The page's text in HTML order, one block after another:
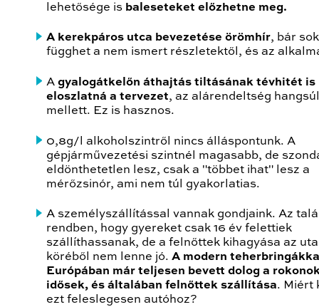
lehetősége is baleseteket előzhetne meg.
A kerekpáros utca bevezetése örömhír, bár sok
függhet a nem ismert részletektől, és az
A gyalogátkelőn áthajtás tiltásának tévhitét is
eloszlatná a tervezet, az alárendeltség
mellett. Ez is hasznos.
0,8g/l alkoholszintről nincs álláspontunk. A
gépjárművezetési szintnél magasabb, de
eldönthetetlen lesz, csak a "többet ihat" lesz a
mérőzsinór, ami nem túl gyakorlatias.
A személyszállítással vannak gondjaink. Az
rendben, hogy gyereket csak 16 év felettiek
szállíthassanak, de a felnőttek kihagyása az
köréből nem lenne jó. A modern
Európában már teljesen bevett dolog a
idősek, és általában felnőttek szállítása. Miért
ezt feleslegesen autóhoz?